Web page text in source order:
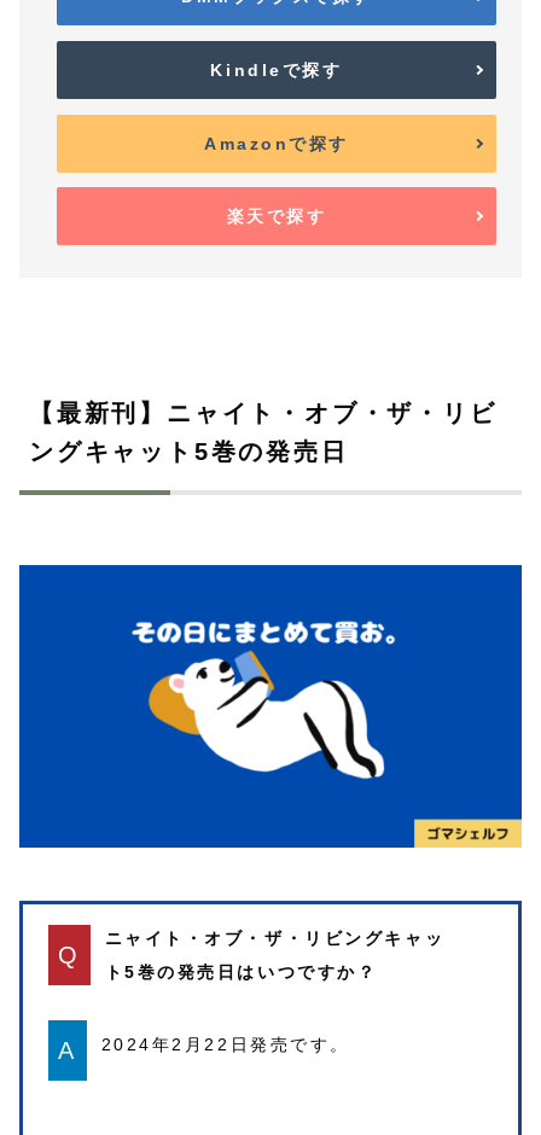
Kindleで探す
Amazonで探す
楽天で探す
【最新刊】ニャイト・オブ・ザ・リビ
ングキャット5巻の発売日
Q
ニャイト・オブ・ザ・リビングキャッ
ト5巻の発売日はいつですか？
A 2024年2月22日発売です。